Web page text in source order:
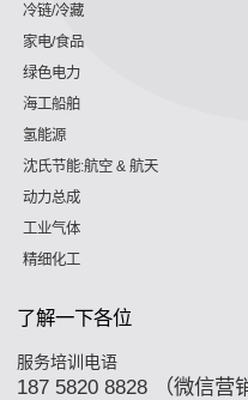
冷链/冷藏
家电/食品
绿色电力
海工船舶
氢能源
沈氏节能:航空 & 航天
动力总成
工业气体
精细化工
了解一下各位
服务培训电语
187 5820 8828 （微信营